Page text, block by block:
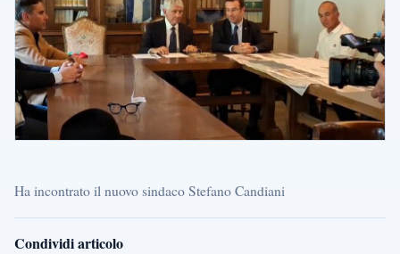
Ha incontrato il nuovo sindaco Stefano Candiani
Condividi articolo